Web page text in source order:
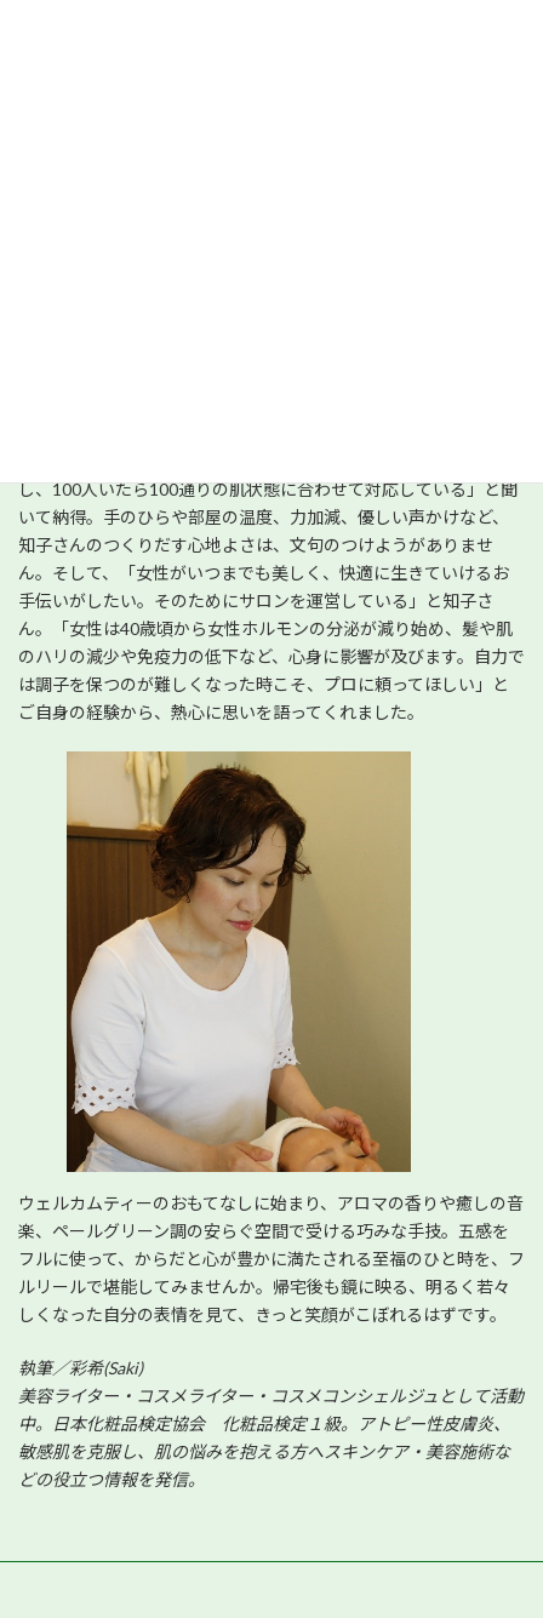
し、100人いたら100通りの肌状態に合わせて対応している」と聞
いて納得。手のひらや部屋の温度、力加減、優しい声かけなど、
知子さんのつくりだす心地よさは、文句のつけようがありませ
ん。そして、「女性がいつまでも美しく、快適に生きていけるお
手伝いがしたい。そのためにサロンを運営している」と知子さ
ん。「女性は40歳頃から女性ホルモンの分泌が減り始め、髪や肌
のハリの減少や免疫力の低下など、心身に影響が及びます。自力で
は調子を保つのが難しくなった時こそ、プロに頼ってほしい」と
ご自身の経験から、熱心に思いを語ってくれました。
ウェルカムティーのおもてなしに始まり、アロマの香りや癒しの音
楽、ペールグリーン調の安らぐ空間で受ける巧みな手技。五感を
フルに使って、からだと心が豊かに満たされる至福のひと時を、フ
ルリールで堪能してみませんか。帰宅後も鏡に映る、明るく若々
しくなった自分の表情を見て、きっと笑顔がこぼれるはずです。
執筆／彩希(Saki)
美容ライター・コスメライター・コスメコンシェルジュとして活動
中。日本化粧品検定協会 化粧品検定１級。アトピー性皮膚炎、
敏感肌を克服し、肌の悩みを抱える方へスキンケア・美容施術な
どの役立つ情報を発信。